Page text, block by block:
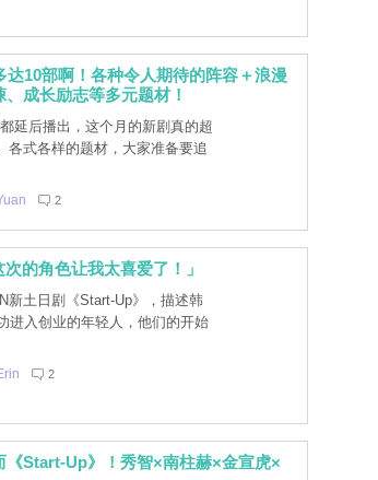
达10部啊！各种令人期待的阵容＋浪漫
成长励志等多元题材！
延后播出，这个月的新剧真的超
各式各样的题材，大家准备要追
2
的角色让我太喜爱了！」
新土日剧《Start-Up》，描述韩
进入创业的年轻人，他们的开始
2
《Start-Up》！秀智×南柱赫×金宣虎×